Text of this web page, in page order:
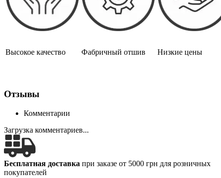
Высокое качество Фабричный отшив Низкие цены
Отзывы
Комментарии
Загрузка комментариев...
Бесплатная доставка при заказе от 5000 грн для розничных
покупателей